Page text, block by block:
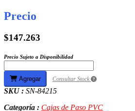
Precio
$147.263
Precio Sujeto a Disponibilidad
Agregar Consultar Stock
SKU : SN-84215
Categoría : Cajas de Paso PVC